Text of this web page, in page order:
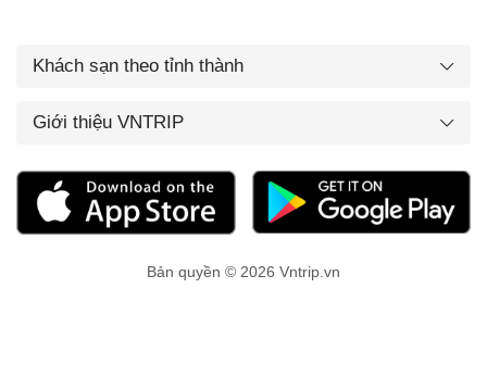
Khách sạn theo tỉnh thành
Giới thiệu VNTRIP
Bản quyền © 2026 Vntrip.vn